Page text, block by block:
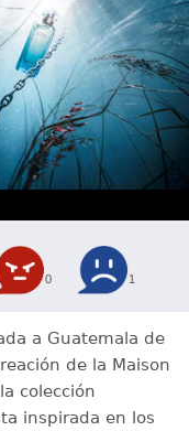
0 1
a Guatemala de
de la Maison
colección
inspirada en los